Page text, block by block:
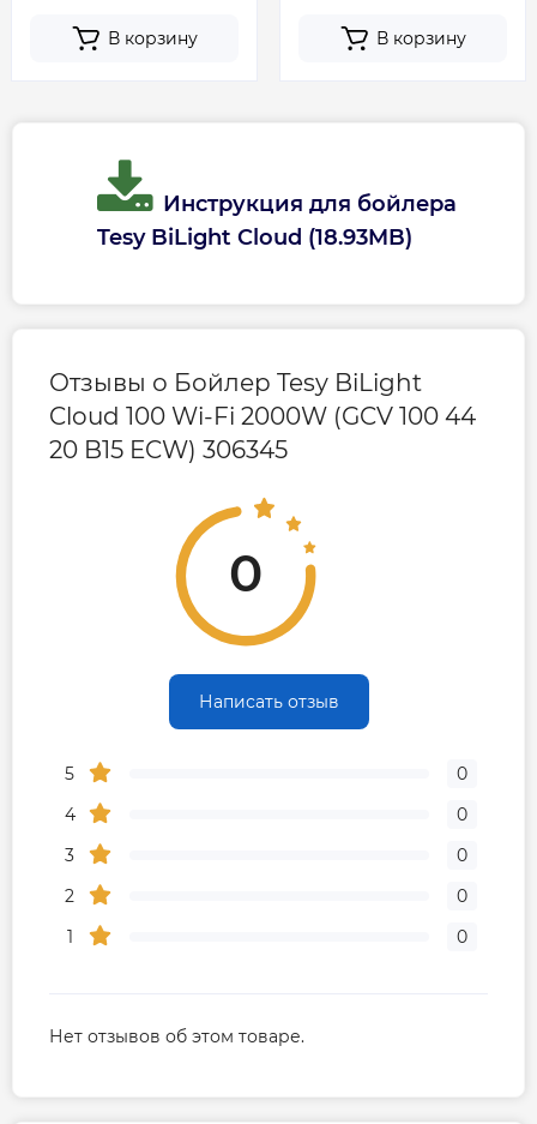
Глубина, мм 455
Габариты с уп. (ВхШхГ), мм
Гарантия на электрическую часть 2 года
Гарантия производителя, мес
Контакты сервисного
Сервисное обслуживание
В корзину В корзину
Инструкция для бойлера
Tesy BiLight Cloud (18.93MB)
Отзывы о Бойлер Tesy BiLight
Cloud 100 Wi-Fi 2000W (GCV 100 44
20 B15 ECW) 306345
0
Написать отзыв
5
0
4
0
3
0
2
0
1
0
Нет отзывов об этом товаре.